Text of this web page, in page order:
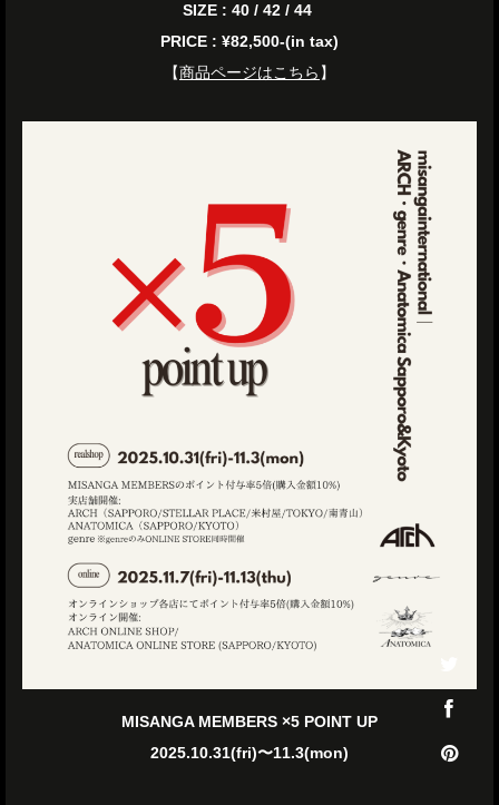
SIZE : 40 / 42 / 44
PRICE : ¥82,500-(in tax)
【商品ページはこちら 】
MISANGA MEMBERS ×5 POINT UP
2025.10.31(fri)〜11.3(mon)